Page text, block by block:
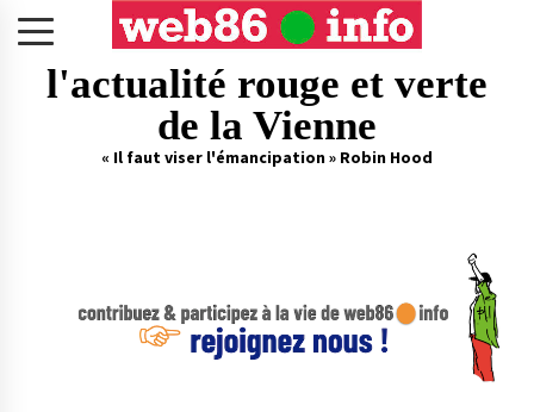
l'actualité rouge et verte
de la Vienne
« Il faut viser l'émancipation » Robin Hood